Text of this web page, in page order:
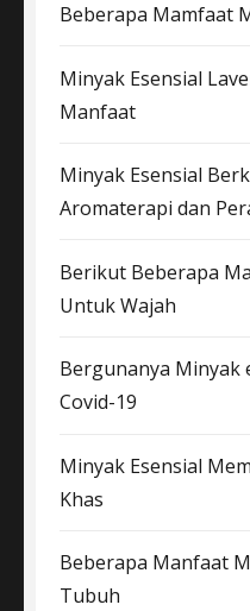
Beberapa Mamfaat
Minyak Esensial
Manfaat
Minyak Esensial
Aromaterapi dan
Berikut Beberapa
Untuk Wajah
Bergunanya Minyak
Covid-19
Minyak Esensial
Khas
Beberapa Manfaat
Tubuh